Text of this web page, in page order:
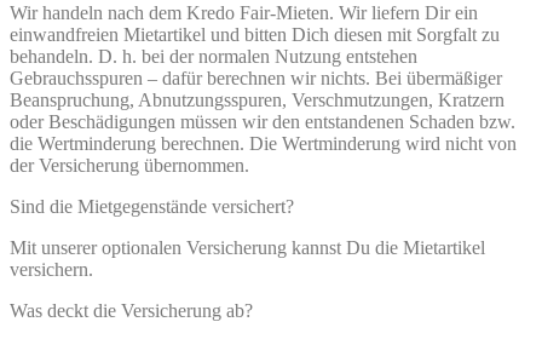
Wir handeln nach dem Kredo Fair-Mieten. Wir liefern Dir ein
einwandfreien Mietartikel und bitten Dich diesen mit Sorgfalt zu
behandeln. D. h. bei der normalen Nutzung entstehen
Gebrauchsspuren – dafür berechnen wir nichts. Bei übermäßiger
Beanspruchung, Abnutzungsspuren, Verschmutzungen, Kratzern
oder Beschädigungen müssen wir den entstandenen Schaden bzw.
die Wertminderung berechnen. Die Wertminderung wird nicht von
der Versicherung übernommen.
Sind die Mietgegenstände versichert?
Mit unserer optionalen Versicherung kannst Du die Mietartikel
versichern.
Was deckt die Versicherung ab?